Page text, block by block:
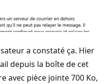
a constaté ça. Hier
depuis la boîte de cet
avec pièce jointe 700 Ko,